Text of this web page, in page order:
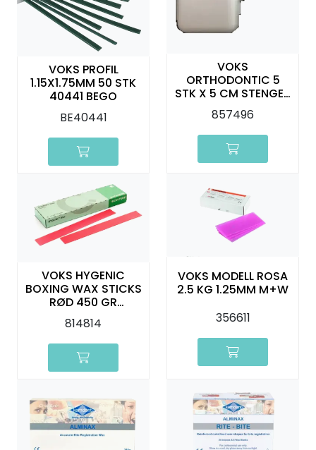
VOKS PROFIL
1.15X1.75MM 50 STK
40441 BEGO
BE40441
VOKS
ORTHODONTIC 5
STK X 5 CM STENGER
PASIENTPAKKE 50
STK
857496
VOKS HYGENIC
BOXING WAX STICKS
RØD 450 GR
COLTENE
814814
VOKS MODELL ROSA
2.5 KG 1.25MM M+W
356611
Kurs